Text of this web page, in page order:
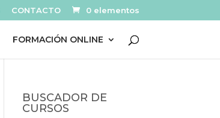
CONTACTO 0 elementos
FORMACIÓN ONLINE
BUSCADOR DE
CURSOS